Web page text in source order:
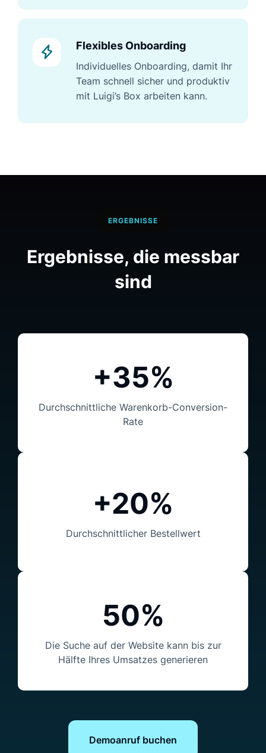
Flexibles Onboarding
Individuelles Onboarding, damit Ihr
Team schnell sicher und produktiv
mit Luigi’s Box arbeiten kann.
ERGEBNISSE
Ergebnisse, die messbar
sind
+35%
Durchschnittliche Warenkorb-Conversion-
Rate
+20%
Durchschnittlicher Bestellwert
50%
Die Suche auf der Website kann bis zur
Hälfte Ihres Umsatzes generieren
Demoanruf buchen